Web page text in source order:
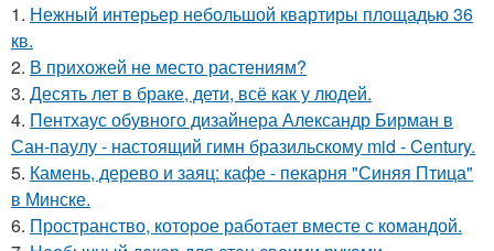
1. Нежный интерьер небольшой квартиры площадью 36
кв.
2. В прихожей не место растениям?
3. Десять лет в браке, дети, всё как у людей.
4. Пентхаус обувного дизайнера Александр Бирман в
Сан-паулу - настоящий гимн бразильскому mid - Century.
5. Камень, дерево и заяц: кафе - пекарня "Синяя Птица"
в Минске.
6. Пространство, которое работает вместе с командой.